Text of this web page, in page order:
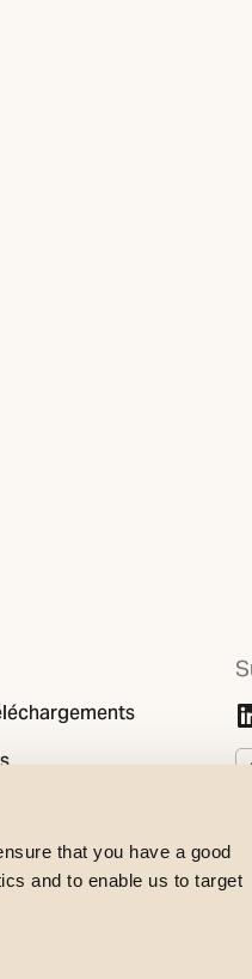
that you have a good
and to enable us to target
SG